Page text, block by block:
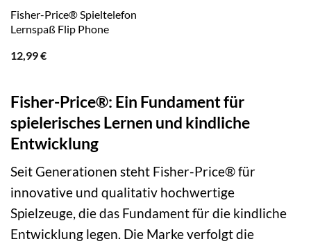
Fisher-Price® Spieltelefon
Lernspaß Flip Phone
12,99€
Fisher-Price®: Ein Fundament für
spielerisches Lernen und kindliche
Entwicklung
Seit Generationen steht Fisher-Price® für
innovative und qualitativ hochwertige
Spielzeuge, die das Fundament für die kindliche
Entwicklung legen. Die Marke verfolgt die